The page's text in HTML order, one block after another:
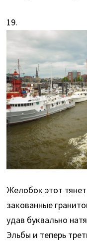
19.
Желобок этот
закованные
удав буквально
Эльбы и теперь